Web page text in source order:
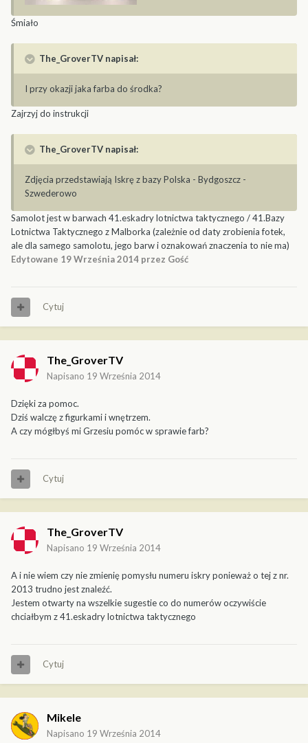
Śmiało
The_GroverTV napisał:
I przy okazji jaka farba do środka?
Zajrzyj do instrukcji
The_GroverTV napisał:
Zdjęcia przedstawiają Iskrę z bazy Polska - Bydgoszcz -
Szwederowo
Samolot jest w barwach 41.eskadry lotnictwa taktycznego / 41.Bazy
Lotnictwa Taktycznego z Malborka (zależnie od daty zrobienia fotek,
ale dla samego samolotu, jego barw i oznakowań znaczenia to nie ma)
Edytowane 19 Września 2014 przez Gość
Cytuj
The_GroverTV
Napisano 19 Września 2014
Dzięki za pomoc.
Dziś walczę z figurkami i wnętrzem.
A czy mógłbyś mi Grzesiu pomóc w sprawie farb?
Cytuj
The_GroverTV
Napisano 19 Września 2014
A i nie wiem czy nie zmienię pomysłu numeru iskry ponieważ o tej z nr.
2013 trudno jest znaleźć.
Jestem otwarty na wszelkie sugestie co do numerów oczywiście
chciałbym z 41.eskadry lotnictwa taktycznego
Cytuj
Mikele
Napisano 19 Września 2014